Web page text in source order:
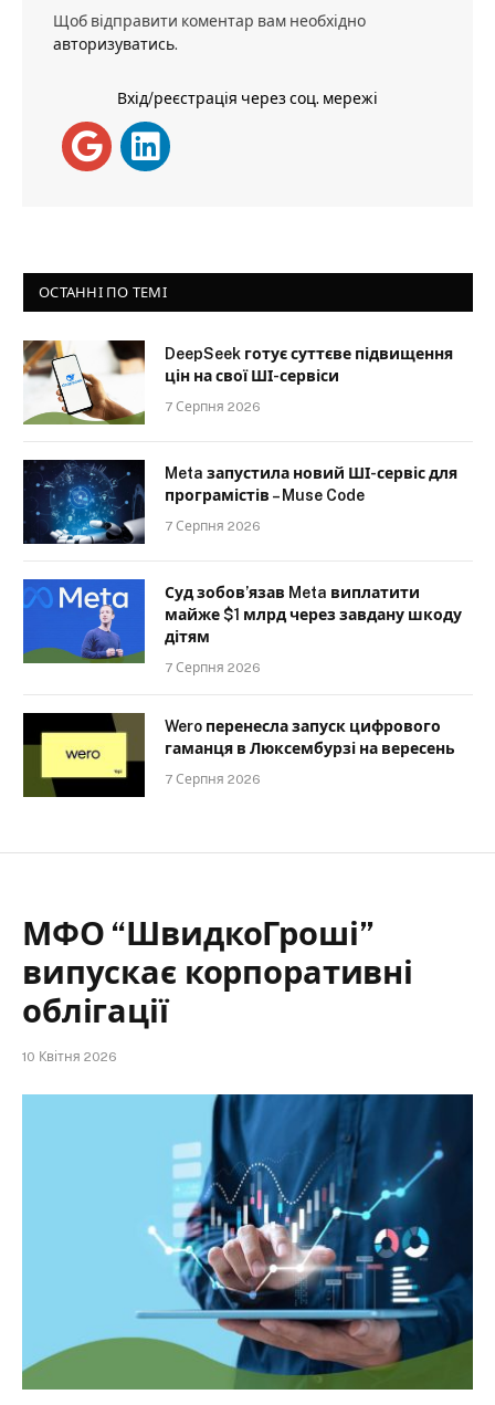
Щоб відправити коментар вам необхідно
авторизуватись.
Вхід/реєстрація через соц. мережі
ОСТАННІ ПО ТЕМІ
DeepSeek готує суттєве підвищення
цін на свої ШІ-сервіси
7 Серпня 2026
Meta запустила новий ШІ-сервіс для
програмістів – Muse Code
7 Серпня 2026
Суд зобов’язав Meta виплатити
майже $1 млрд через завдану шкоду
дітям
7 Серпня 2026
Wero перенесла запуск цифрового
гаманця в Люксембурзі на вересень
7 Серпня 2026
МФО “ШвидкоГроші”
випускає корпоративні
облігації
10 Квітня 2026